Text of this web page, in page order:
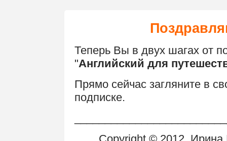
Теперь Вы в двух шагах от
"Английский для
Прямо сейчас загляните в
подписке.